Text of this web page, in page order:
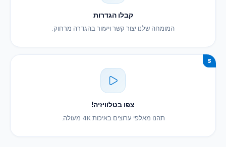
קבלו הגדרות
המומחה שלנו יצור קשר ויעזור בהגדרה מרחוק.
5
צפו בטלוויזיה!
תהנו מאלפי ערוצים באיכות 4K מעולה.